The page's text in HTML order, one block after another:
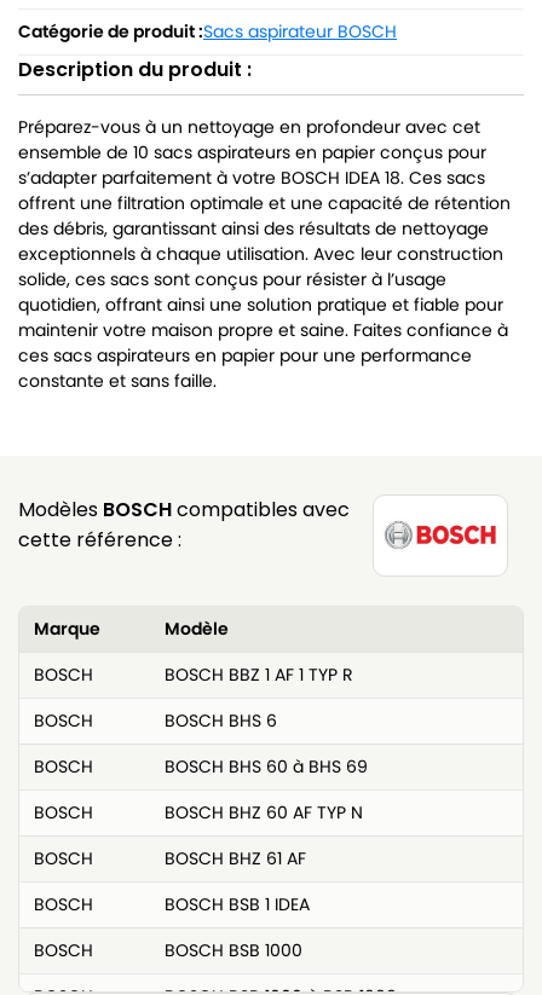
Catégorie de produit :Sacs aspirateur BOSCH
Description du produit :
Préparez-vous à un nettoyage en profondeur avec cet
ensemble de 10 sacs aspirateurs en papier conçus pour
s’adapter parfaitement à votre BOSCH IDEA 18. Ces sacs
offrent une filtration optimale et une capacité de rétention
des débris, garantissant ainsi des résultats de nettoyage
exceptionnels à chaque utilisation. Avec leur construction
solide, ces sacs sont conçus pour résister à l’usage
quotidien, offrant ainsi une solution pratique et fiable pour
maintenir votre maison propre et saine. Faites confiance à
ces sacs aspirateurs en papier pour une performance
constante et sans faille.
Modèles BOSCHcompatibles avec
cette référence :
Marque
Modèle
BOSCH
BOSCH BBZ 1 AF 1 TYP R
BOSCH
BOSCH BHS 6
BOSCH
BOSCH BHS 60 à BHS 69
BOSCH
BOSCH BHZ 60 AF TYP N
BOSCH
BOSCH BHZ 61 AF
BOSCH
BOSCH BSB 1 IDEA
BOSCH
BOSCH BSB 1000